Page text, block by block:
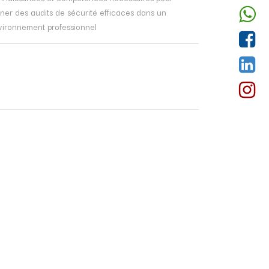
des audits de sécurité efficaces dans un
professionnel